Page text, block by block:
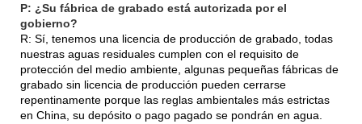
P: ¿Su fábrica de grabado está autorizada por el
gobierno?
R: Sí, tenemos una licencia de producción de grabado, todas
nuestras aguas residuales cumplen con el requisito de
protección del medio ambiente, algunas pequeñas fábricas de
grabado sin licencia de producción pueden cerrarse
repentinamente porque las reglas ambientales más estrictas
en China, su depósito o pago pagado se pondrán en agua.